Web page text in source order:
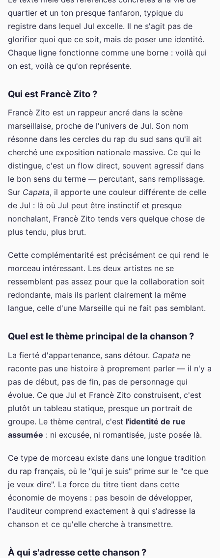
quartier et un ton presque fanfaron, typique du
registre dans lequel Jul excelle. Il ne s'agit pas de
glorifier quoi que ce soit, mais de poser une identité.
Chaque ligne fonctionne comme une borne : voilà qui
on est, voilà ce qu'on représente.
Qui est Francè Zito ?
Francè Zito est un rappeur ancré dans la scène
marseillaise, proche de l'univers de Jul. Son nom
résonne dans les cercles du rap du sud sans qu'il ait
cherché une exposition nationale massive. Ce qui le
distingue, c'est un flow direct, souvent agressif dans
le bon sens du terme — percutant, sans remplissage.
Sur Capata, il apporte une couleur différente de celle
de Jul : là où Jul peut être instinctif et presque
nonchalant, Francè Zito tends vers quelque chose de
plus tendu, plus brut.
Cette complémentarité est précisément ce qui rend le
morceau intéressant. Les deux artistes ne se
ressemblent pas assez pour que la collaboration soit
redondante, mais ils parlent clairement la même
langue, celle d'une Marseille qui ne fait pas semblant.
Quel est le thème principal de la chanson ?
La fierté d'appartenance, sans détour. Capata ne
raconte pas une histoire à proprement parler — il n'y a
pas de début, pas de fin, pas de personnage qui
évolue. Ce que Jul et Francè Zito construisent, c'est
plutôt un tableau statique, presque un portrait de
groupe. Le thème central, c'est l'identité de rue
assumée : ni excusée, ni romantisée, juste posée là.
Ce type de morceau existe dans une longue tradition
du rap français, où le "qui je suis" prime sur le "ce que
je veux dire". La force du titre tient dans cette
économie de moyens : pas besoin de développer,
l'auditeur comprend exactement à qui s'adresse la
chanson et ce qu'elle cherche à transmettre.
À qui s'adresse cette chanson ?